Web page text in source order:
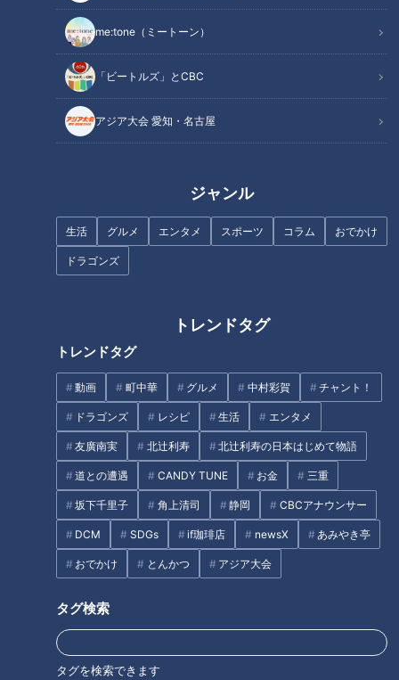
me:tone（ミートーン）
「ビートルズ」とCBC
アジア大会 愛知・名古屋
ジャンル
生活 グルメ エンタメ スポーツ コラム おでかけ
ドラゴンズ
トレンドタグ
トレンドタグ
動画 町中華 グルメ 中村彩賀 チャント！
ドラゴンズ レシピ 生活 エンタメ
友廣南実 北辻利寿 北辻利寿の日本はじめて物語
道との遭遇 CANDY TUNE お金 三重
坂下千里子 角上清司 静岡 CBCアナウンサー
DCM SDGs if珈琲店 newsX あみやき亭
おでかけ とんかつ アジア大会
タグ検索
タグを検索できます
距骨の傾き方のタイプで異なる症状
あなたはどっち？距骨の傾きタイプチェック
距骨の傾きをリセット！たった5分の簡単エクササイズ
医学界注目の万能エクササイズ「かかと落とし」
オススメ関連コンテンツ
全身の健康を左右する「距骨」とは？
・距骨について
距骨は、地面に着く足(foot)と足首より上の脚(leg)との間にあ
る小さな骨。この骨が動作の際に支点となり、全体重を支えて
するときや蹴り出すときに距骨が滑らかに動いているからで
・傾きやすい骨
距骨は、普段の生活によって誰もが少なからず傾いてしまいま
す。すると、土台の傾きをカバーしようと骨盤や背骨が本来の